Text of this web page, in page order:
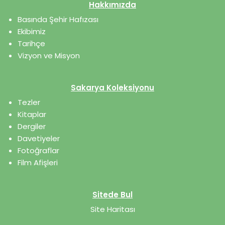
Hakkımızda
Basında Şehir Hafızası
Ekibimiz
Tarihçe
Vizyon ve Misyon
Sakarya Koleksiyonu
Tezler
Kitaplar
Dergiler
Davetiyeler
Fotoğraflar
Film Afişleri
Sitede Bul
Site Haritası